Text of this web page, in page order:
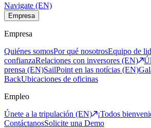
Navigate (EN)
Empresa
Empresa
Quiénes somosPor qué nosotrosEquipo de
confianzaRelaciones con inversores (EN)
prensa (EN)SailPoint en las notícias (EN)
BackUbicaciones de oficinas
Empleo
Únete a la tripulación (EN)
¡Todos
ContáctanosSolicite una Demo